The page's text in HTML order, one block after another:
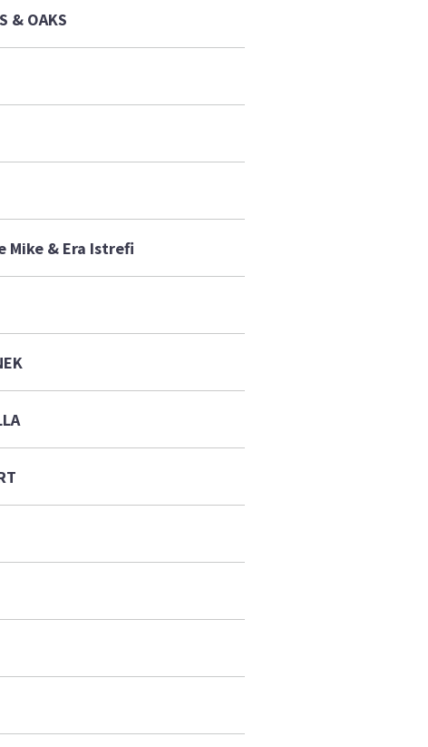
& OAKS
Mike & Era Istrefi